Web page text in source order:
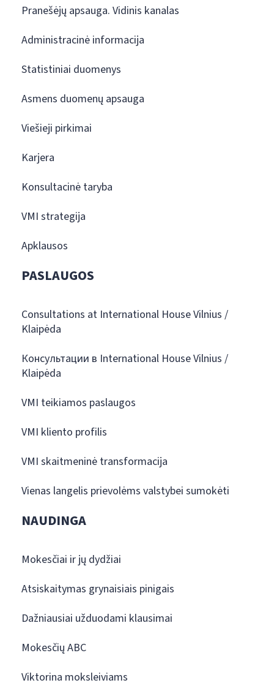
Pranešėjų apsauga. Vidinis kanalas
Administracinė informacija
Statistiniai duomenys
Asmens duomenų apsauga
Viešieji pirkimai
Karjera
Konsultacinė taryba
VMI strategija
Apklausos
PASLAUGOS
Consultations at International House Vilnius /
Klaipėda
Консультации в International House Vilnius /
Klaipėda
VMI teikiamos paslaugos
VMI kliento profilis
VMI skaitmeninė transformacija
Vienas langelis prievolėms valstybei sumokėti
NAUDINGA
Mokesčiai ir jų dydžiai
Atsiskaitymas grynaisiais pinigais
Dažniausiai užduodami klausimai
Mokesčių ABC
Viktorina moksleiviams